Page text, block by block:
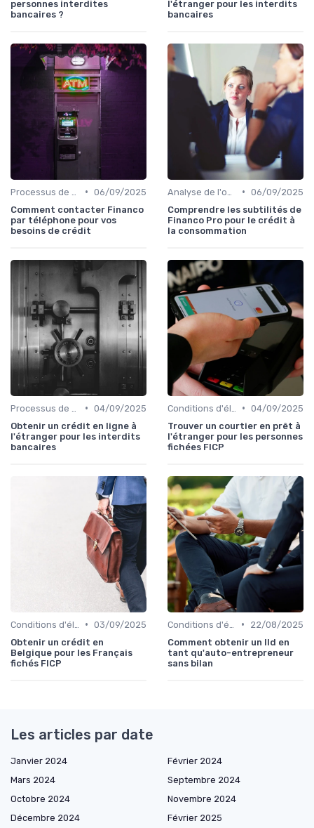
personnes interdites
bancaires ?
l'étranger pour les interdits
bancaires
• 06/09/2025
Comment contacter Financo
par téléphone pour vos
besoins de crédit
• 06/09/2025
Comprendre les subtilités de
Financo Pro pour le crédit à
la consommation
• 04/09/2025
Obtenir un crédit en ligne à
l'étranger pour les interdits
bancaires
• 04/09/2025
Trouver un courtier en prêt à
l'étranger pour les personnes
fichées FICP
• 03/09/2025
Obtenir un crédit en
Belgique pour les Français
fichés FICP
•
22/08/2025
Comment obtenir un lld en
tant qu'auto-entrepreneur
sans bilan
Les articles par date
Janvier 2024
Février 2024
Mars 2024
Septembre 2024
Octobre 2024
Novembre 2024
Décembre 2024
Février 2025